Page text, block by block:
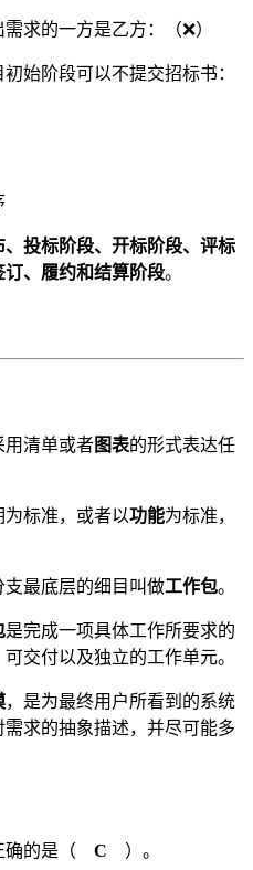
求的一方是乙方：（❌）
始阶段可以不提交招标书：
投标阶段、开标阶段、评标
订、履约和结算阶段。
用清单或者图表的形式表达任
标准，或者以功能为标准，
最底层的细目叫做工作包。
是完成一项具体工作所要求的
交付以及独立的工作单元。
，是为最终用户所看到的系统
求的抽象描述，并尽可能多
确的是（ C ）。